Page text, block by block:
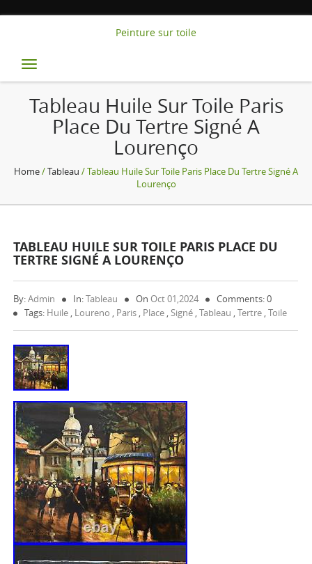
Peinture sur toile
Toggle
navigation
Tableau Huile Sur Toile Paris
Place Du Tertre Signé A
Lourenço
Home/Tableau / Tableau Huile Sur Toile Paris Place Du Tertre Signé A
Lourenço
TABLEAU HUILE SUR TOILE PARIS PLACE DU
TERTRE SIGNÉ A LOURENÇO
By:Admin In:Tableau On Oct 01,2024
Comments: 0
Tags: Huile , Loureno , Paris , Place ,Signé ,Tableau ,Tertre ,Toile